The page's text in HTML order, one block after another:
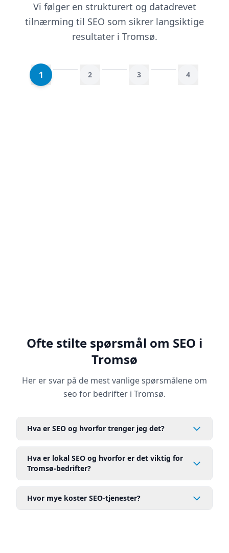
Vi følger en strukturert og datadrevet
tilnærming til SEO som sikrer langsiktige
resultater i Tromsø.
1 2 3 4
Ofte stilte spørsmål om SEO i
Tromsø
Her er svar på de mest vanlige spørsmålene om
seo for bedrifter i Tromsø.
Hva er SEO og hvorfor trenger jeg det?
Hva er lokal SEO og hvorfor er det viktig for
Tromsø-bedrifter?
Hvor mye koster SEO-tjenester?